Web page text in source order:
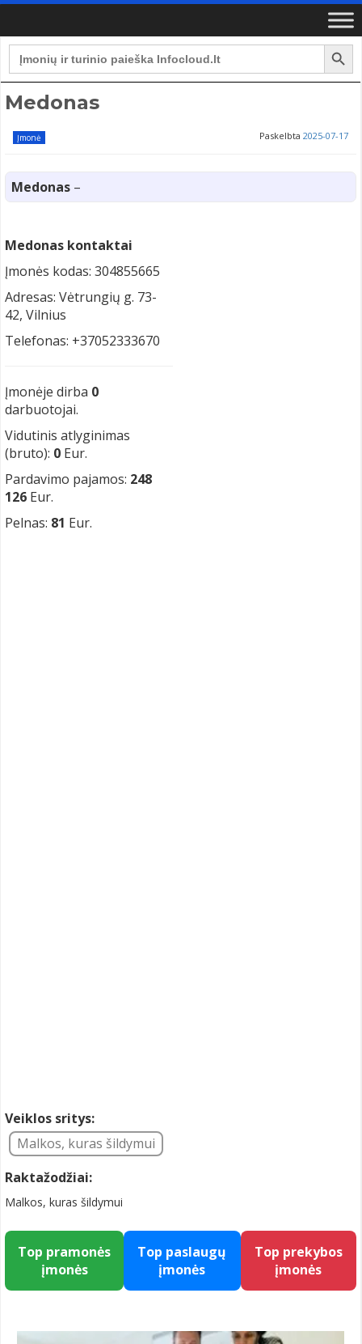
Search
for:
Search Button
Medonas
Įmonė Paskelbta 2025-07-17
Medonas –
Medonas kontaktai
Įmonės kodas: 304855665
Adresas: Vėtrungių g. 73-
42, Vilnius
Telefonas: +37052333670
Įmonėje dirba 0
darbuotojai.
Vidutinis atlyginimas
(bruto): 0 Eur.
Pardavimo pajamos: 248
126 Eur.
Pelnas: 81 Eur.
Veiklos sritys:
Malkos, kuras šildymui
Raktažodžiai:
Malkos, kuras šildymui
Top pramonės
įmonės
Top paslaugų
įmonės
Top prekybos
įmonės